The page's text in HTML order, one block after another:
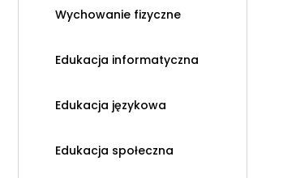
Wychowanie fizyczne
Edukacja informatyczna
Edukacja językowa
Edukacja społeczna